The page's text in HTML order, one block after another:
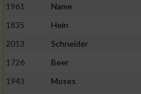
1961
Name
1835
Hein
2013
Schneider
1726
Beer
1943
Moses
auf einem Endgerät
von Werbeanzeigen
Werbung